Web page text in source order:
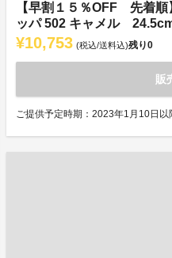
【早割１５％OFF 先着
ッパ 502 キャメル
¥10,753 (税込/送料込)残り0
販
ご提供予定時期：2023年1月10日以